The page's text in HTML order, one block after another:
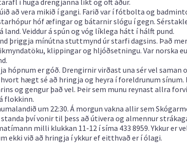
í huga drengjanna líkt og oft áður.
að vera mikið í gangi. Farið var í fótbolta og
hóf æfingar og bátarnir slógu í gegn.
land. Veiddur á spún og vóg líklega hátt í hálft pund.
þriggja mínútna stuttmynd úr starfi dagsins. Það
klippingar og hljóðsetningu. Var norska
hópnum er góð. Drengirnir virðast una sér vel saman
hægt sé að hringja og heyra í foreldrunum
og gengur það vel. Þeir sem munu reynast allra
flokkinn.
um 22:30. Á morgun vakna allir sem
því vonir til þess að útivera og almennur
milli klukkan 11-12 í síma 433 8959. Ykkur er
ekki við að hringja í ykkur ef eitthvað er í ólagi.